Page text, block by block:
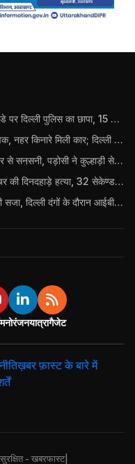
Delhi News: इंद्रपुरी में अवैध जुए के अड्डे पर दिल्ली पुलिस का छापा, 15 जुआरियों को पकड़ा; ₹3.61 लाख नकद और अन्य सामान बरामद
गुरुग्राम में नौकरी के पहले दिन लापता हुआ युवक, नहर किनारे मिली कार; दिल्ली पुलिस ने दर्ज की FIR
Jharkhand News:बोकरो में ट्रिपल मर्डर से सनसनी, पड़ोसी ने कुल्हाड़ी से पति-पत्नी और बहु की हत्या की
Haryana News: फरीदाबाद में महिला टीचर की दिनदहाड़े हत्या, 32 सेकेण्ड में 34 बार किया वार
ताहिर हुसैन समेस 5 लोगों को मिली उम्रकैद की सजा, दिल्ली दंगों के दौरान आईबी अधिकारी का किया था कत्ल
मनोरंजनयात्रागैजेट
ख़बर फ़ास्ट के बारे में
- खबरफास्ट|